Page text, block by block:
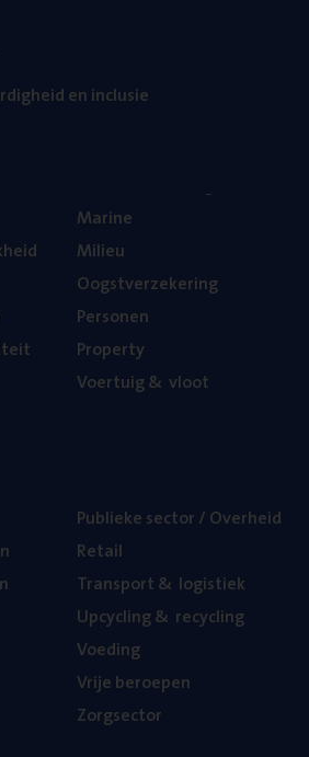
en inclusie
Mari­ne
Mili­eu
Oogst­ver­ze­ke­ring
Per­so­nen
Pro­per­ty
Voer­tuig& vloot
Publie­ke sec­tor / Overheid
Retail
Trans­port& logistiek
Upcy­cling& recycling
Voe­ding
Vrije beroe­pen
Zorg­sec­tor